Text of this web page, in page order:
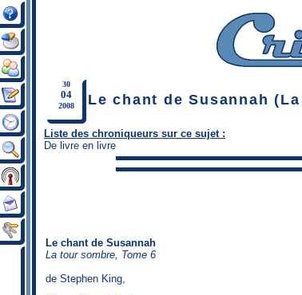
30
04
2008 Le chant de Susannah
Liste des chroniqueurs sur ce sujet :
De livre en livre
Le chant de Susannah
La tour sombre, Tome 6
de Stephen King,